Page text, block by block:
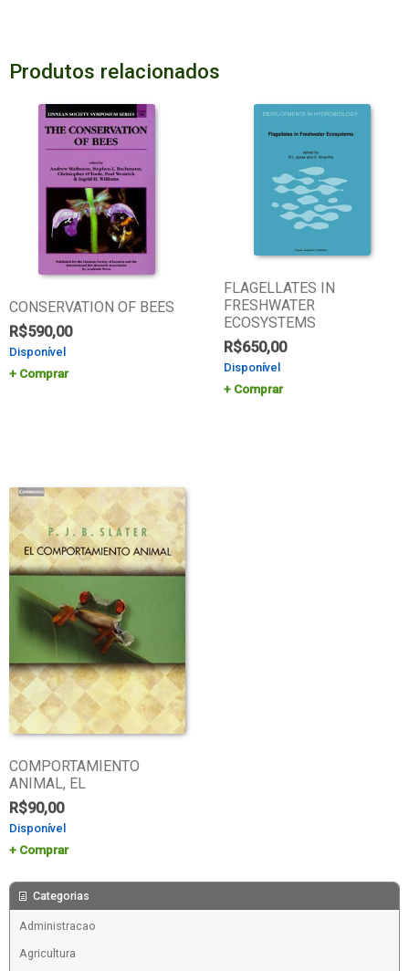
Produtos relacionados
CONSERVATION OF BEES
R$590,00
Disponível
Comprar
FLAGELLATES IN
FRESHWATER
ECOSYSTEMS
R$650,00
Disponível
Comprar
COMPORTAMIENTO
ANIMAL, EL
R$90,00
Disponível
Comprar
Categorias
Administracao
Agricultura